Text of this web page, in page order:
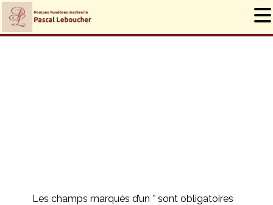
Les champs marqués d’un * sont obligatoires